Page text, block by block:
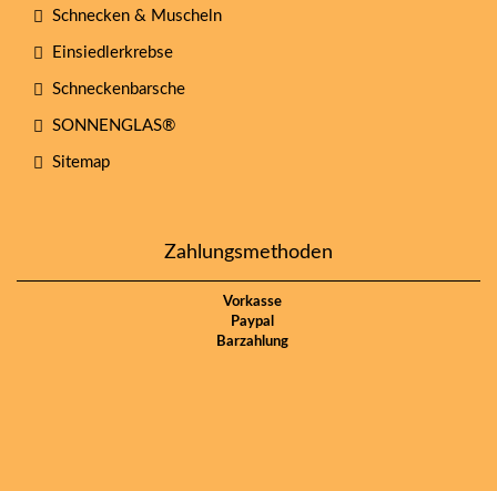
Schnecken & Muscheln
Einsiedlerkrebse
Schneckenbarsche
SONNENGLAS®
Sitemap
Zahlungsmethoden
Vorkasse
Paypal
Barzahlung